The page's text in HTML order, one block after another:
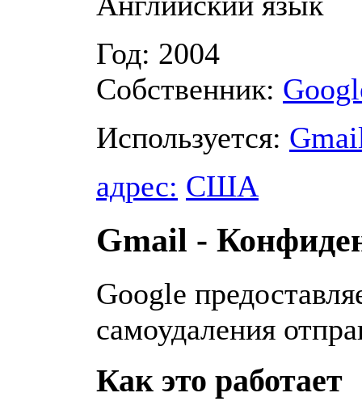
Год: 2004
Собственник:
Используется:
адрес: США
Gmail -
Google
самоудаления
Как это работает